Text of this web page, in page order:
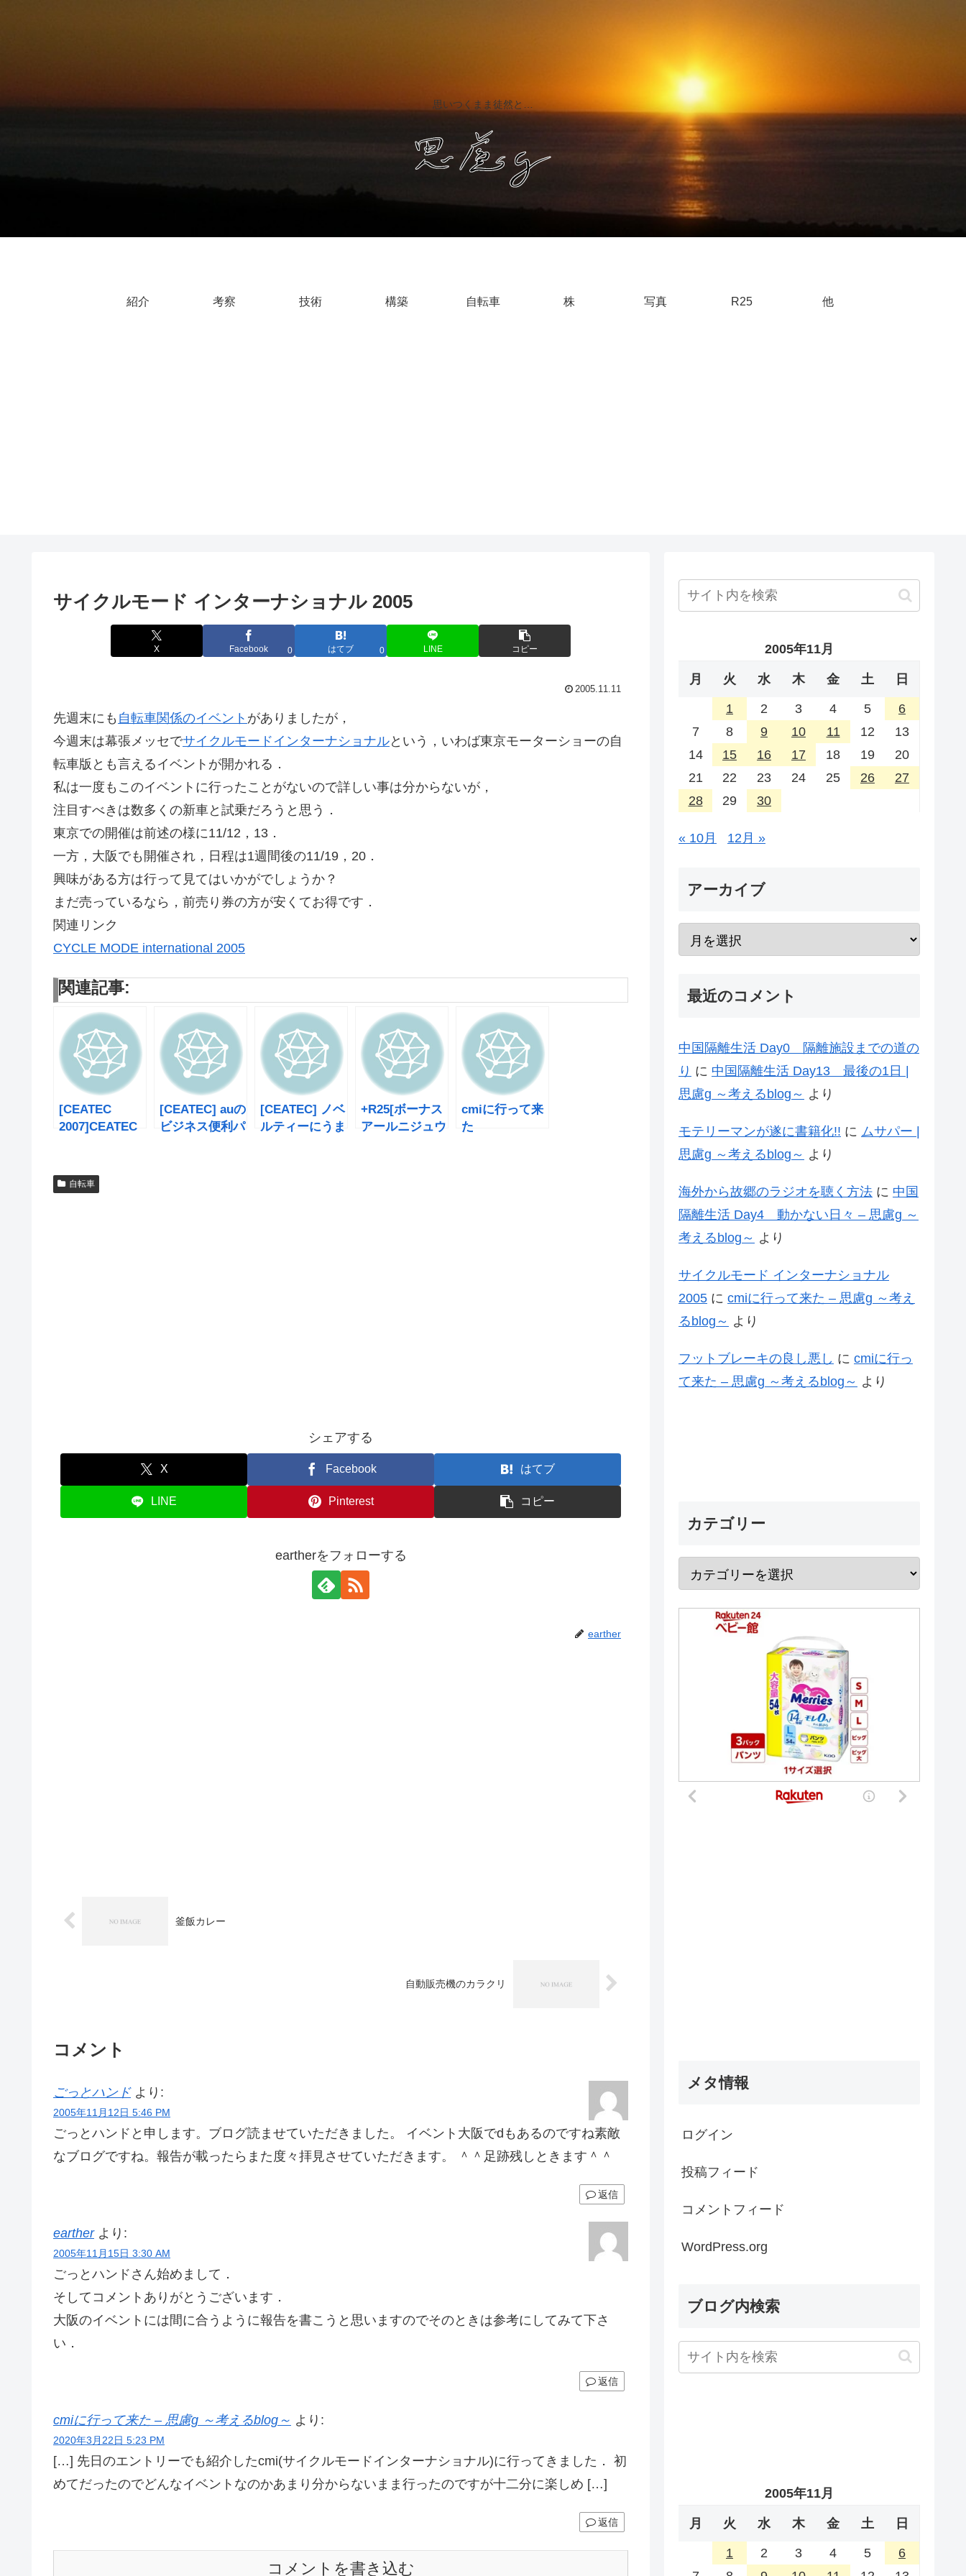
思いつくまま徒然と…
紹介 考察 技術 構築 自転車 株 写真 R25 他
サイクルモード インターナショナル 2005
X Facebook 0 はてブ 0 LINE コピー
2005.11.11
先週末にも 自転車関係のイベント がありましたが，
今週末は幕張メッセでサイクルモードインターナショナルという，いわば東京モーターショーの自
転車版とも言えるイベントが開かれる．
私は一度もこのイベントに行ったことがないので詳しい事は分からないが，
注目すべきは数多くの新車と試乗だろうと思う．
東京での開催は前述の様に11/12，13．
一方，大阪でも開催され，日程は1週間後の11/19，20．
興味がある方は行って見てはいかがでしょうか？
まだ売っているなら，前売り券の方が安くてお得です．
関連リンク
CYCLE MODE international 2005
関連記事:
[CEATEC
2007]CEATEC
[CEATEC] auの
ビジネス便利パ
[CEATEC] ノベ
ルティーにうま
+R25[ボーナス
アールニジュウ
cmiに行って来
た
自転車
シェアする
X Facebook はてブ
LINE Pinterest コピー
eartherをフォローする
earther
釜飯カレー
自動販売機のカラクリ
コメント
ごっとハンド より:
2005年11月12日 5:46 PM
ごっとハンドと申します。ブログ読ませていただきました。 イベント大阪でdもあるのですね素敵
なブログですね。報告が載ったらまた度々拝見させていただきます。 ＾＾足跡残しときます＾＾
返信
earther より:
2005年11月15日 3:30 AM
ごっとハンドさん始めまして．
そしてコメントありがとうございます．
大阪のイベントには間に合うように報告を書こうと思いますのでそのときは参考にしてみて下さ
い．
返信
cmiに行って来た – 思慮g ～考えるblog～ より:
2020年3月22日 5:23 PM
[…] 先日のエントリーでも紹介したcmi(サイクルモードインターナショナル)に行ってきました． 初
めてだったのでどんなイベントなのかあまり分からないまま行ったのですが十二分に楽しめ […]
返信
コメントを書き込む
2005年11月
月 火 水 木 金 土 日
1 2 3 4 5
6
7
8 9 10 11 12
13
14
15 16 17 18 19
20
21
22 23 24 25 26
27
28
29 30
« 10月 12月 »
アーカイブ
最近のコメント
中国隔離生活 Day0 隔離施設までの道の
り に 中国隔離生活 Day13 最後の1日 |
思慮g ～考えるblog～ より
モテリーマンが遂に書籍化!! に ムサパー |
思慮g ～考えるblog～ より
海外から故郷のラジオを聴く方法 に 中国
隔離生活 Day4 動かない日々 – 思慮g ～
考えるblog～ より
サイクルモード インターナショナル
2005 に cmiに行って来た – 思慮g ～考え
るblog～ より
フットブレーキの良し悪し に cmiに行っ
て来た – 思慮g ～考えるblog～ より
カテゴリー
メタ情報
ログイン
投稿フィード
コメントフィード
WordPress.org
ブログ内検索
2005年11月
月 火 水 木 金 土 日
1 2 3 4 5
6